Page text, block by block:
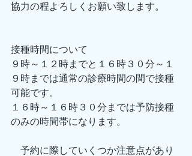
協力の程よろしくお願い致します。
接種時間について
９時～１２時までと１６時３０分～１
９時までは通常の診療時間の間で接種
可能です。
１６時～１６時３０分までは予防接種
のみの時間帯になります。
予約に際していくつか注意点があり